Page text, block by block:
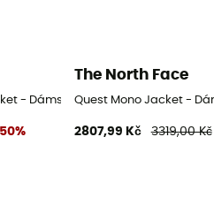
- Dámská nepromokavá bunda
The North Face
Quest Mono Jacket -
2807,99 Kč 3319,00 Kč